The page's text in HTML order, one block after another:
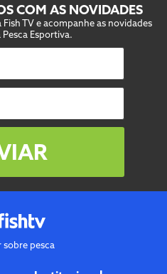
COM AS NOVIDADES
TV e acompanhe as novidades
Esportiva.
pesca